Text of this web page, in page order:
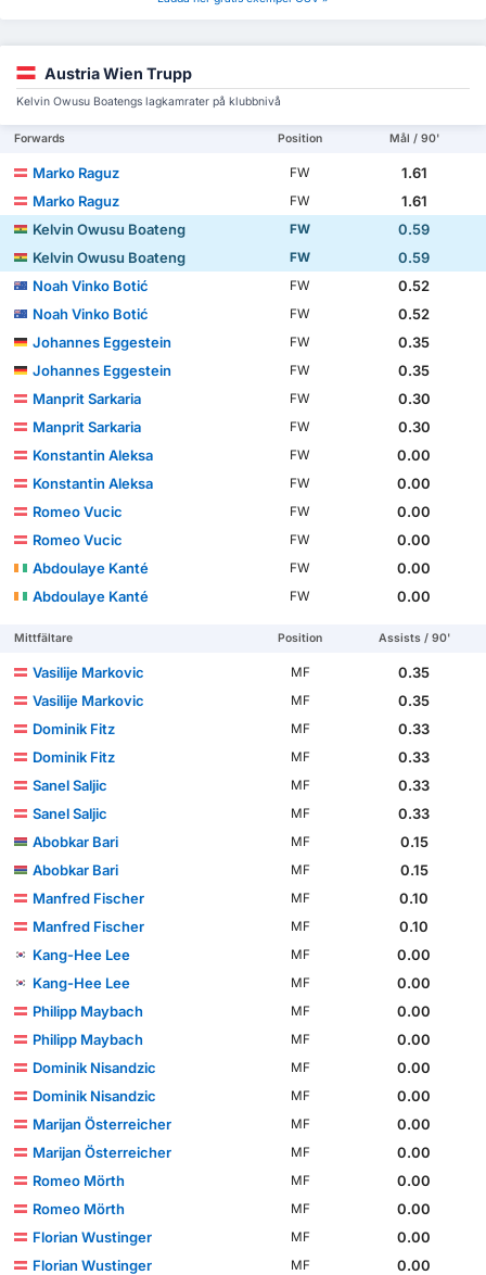
Austria Wien Trupp
Kelvin Owusu Boatengs lagkamrater på klubbnivå
Forwards Position Mål / 90'
Marko Raguz FW
1.61
Marko Raguz
FW
1.61
Kelvin Owusu Boateng
FW
0.59
Kelvin Owusu Boateng
FW
0.59
Noah Vinko Botić
FW
0.52
Noah Vinko Botić
FW
0.52
Johannes Eggestein
FW
0.35
Johannes Eggestein
FW
0.35
Manprit Sarkaria
FW
0.30
Manprit Sarkaria
FW
0.30
Konstantin Aleksa
FW
0.00
Konstantin Aleksa
FW
0.00
Romeo Vucic
FW
0.00
Romeo Vucic
FW
0.00
Abdoulaye Kanté
FW
0.00
Abdoulaye Kanté
FW 0.00
Mittfältare Position Assists / 90'
Vasilije Markovic MF
0.35
Vasilije Markovic
MF
0.35
Dominik Fitz
MF
0.33
Dominik Fitz
MF
0.33
Sanel Saljic
MF
0.33
Sanel Saljic
MF
0.33
Abobkar Bari
MF
0.15
Abobkar Bari
MF
0.15
Manfred Fischer
MF
0.10
Manfred Fischer
MF
0.10
Kang-Hee Lee
MF
0.00
Kang-Hee Lee
MF
0.00
Philipp Maybach
MF
0.00
Philipp Maybach
MF
0.00
Dominik Nisandzic
MF
0.00
Dominik Nisandzic
MF
0.00
Marijan Österreicher
MF
0.00
Marijan Österreicher
MF
0.00
Romeo Mörth
MF
0.00
Romeo Mörth
MF
0.00
Florian Wustinger
MF
0.00
Florian Wustinger
MF 0.00